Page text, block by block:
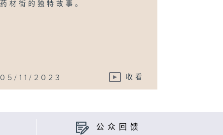
药材街的独特故事。
05/11/2023 收看
公众回馈